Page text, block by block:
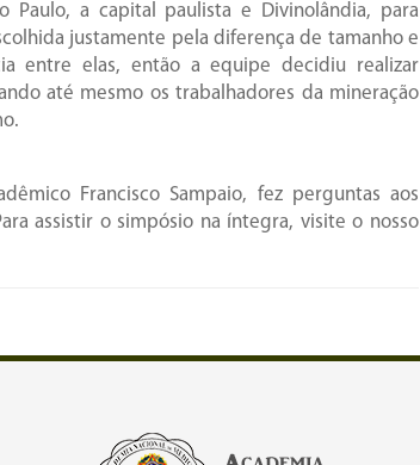
a capital paulista e Divinolândia, para
justamente pela diferença de tamanho e
entre elas, então a equipe decidiu realizar
até mesmo os trabalhadores da mineração
Francisco Sampaio, fez perguntas aos
assistir o simpósio na íntegra, visite o nosso